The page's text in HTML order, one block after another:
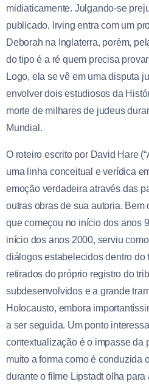
midiaticamente. Julgando-se
publicado, Irving entra com um
Deborah na Inglaterra, porém,
do tipo é a ré quem precisa
Logo, ela se vê em uma disputa
envolver dois estudiosos da
morte de milhares de judeus
Mundial.
O roteiro escrito por David Hare
uma linha conceitual e verídica
emoção verdadeira através das
outras obras de sua autoria.
que começou no início dos anos
início dos anos 2000, serviu
diálogos estabelecidos dentro do
retirados do próprio registro do
subdesenvolvidos e a grande
Holocausto, embora
a ser seguida. Um ponto
contextualização é o impasse da
muito a forma como é conduzida
durante o filme Lipstadt olha